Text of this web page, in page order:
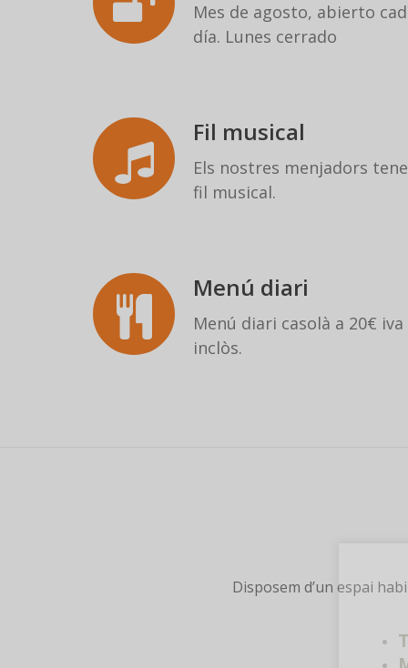
Mes de agosto, abierto
día. Lunes cerrado
Fil musical
Els nostres menjadors
fil musical.
Menú diari
Menú diari casolà a 20€ iva
inclòs.
Disposem d’un espai